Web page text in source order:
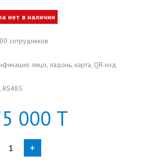
нет в наличии
сотрудников
лицо, ладонь, карта, QR-код
RS485
000 Т
+